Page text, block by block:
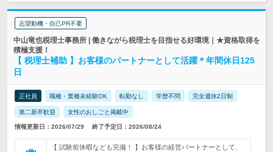
志望動機・自己PR不要
中山竜也税理士事務所 | 働きながら税理士を目指せる好環境｜★資格取得を
積極支援！
【 税理士補助 】お客様のパートナーとして活躍＊年間休日125
日
正社員 職種・業種未経験OK 転勤なし 学歴不問 完全週休2日制
第二新卒歓迎 女性のおしごと掲載中
情報更新日：2026/07/29 終了予定日：2026/08/24
【 試験前休暇なども完備！ 】お客様の経営パートナーとして、